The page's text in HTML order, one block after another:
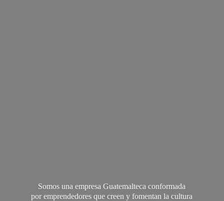
Somos una empresa Guatemalteca conformada
por emprendedores que creen y fomentan la cultura